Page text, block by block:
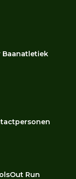
Baanatletiek
Run